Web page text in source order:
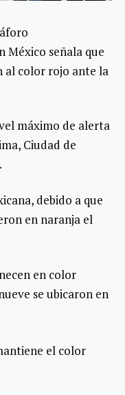
México señala que
al color rojo ante la
máximo de alerta
Ciudad de
debido a que
en naranja el
en color
se ubicaron en
el color